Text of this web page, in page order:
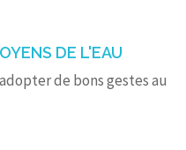
DE L'EAU
de bons gestes au